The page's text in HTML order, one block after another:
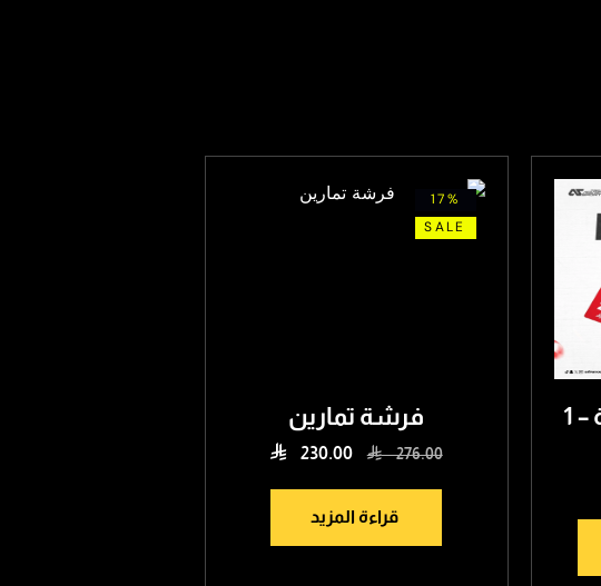
كرة ايزي بول صغيرة – 1
17%
SALE
فرشة تمارين
276.00
230.00
قراءة المزيد